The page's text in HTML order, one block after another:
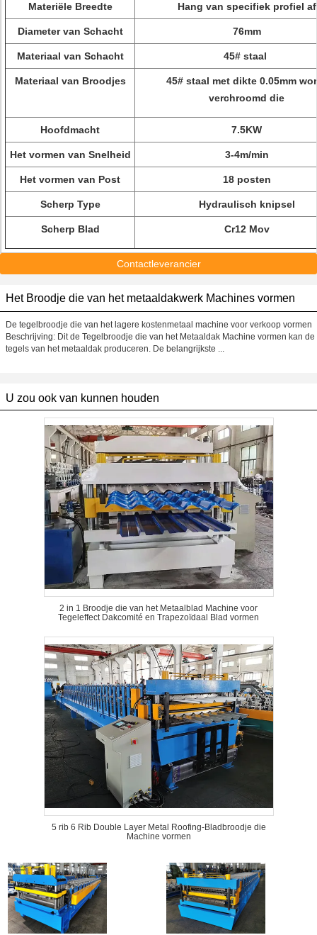
Materiële Breedte Hang van specifiek profiel af
Diameter van Schacht 76mm
Materiaal van Schacht 45# staal
Materiaal van Broodjes
45# staal met dikte 0.05mm
verchroomd die
Hoofdmacht 7.5KW
Het vormen van Snelheid 3-4m/min
Het vormen van Post 18 posten
Scherp Type Hydraulisch knipsel
Scherp Blad Cr12 Mov
Contactleverancier
Het Broodje die van het metaaldakwerk Machines vormen
De tegelbroodje die van het lagere kostenmetaal machine voor verkoop vormen
Beschrijving: Dit de Tegelbroodje die van het Metaaldak Machine vormen kan de
tegels van het metaaldak produceren. De belangrijkste ...
U zou ook van kunnen houden
2 in 1 Broodje die van het Metaalblad Machine voor
Tegeleffect Dakcomité en Trapezoïdaal Blad vormen
5 rib 6 Rib Double Layer Metal Roofing-Bladbroodje die
Machine vormen